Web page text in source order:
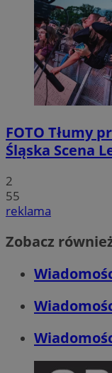
FOTO Tłumy
Śląska Scena
2
55
reklama
Zobacz